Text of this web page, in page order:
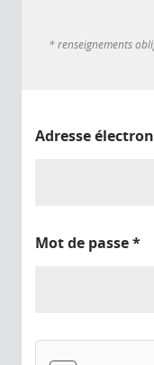
* renseignements
Adresse
Mot de passe*